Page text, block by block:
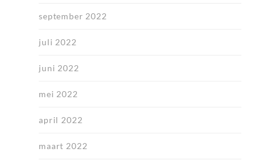
september 2022
juli 2022
juni 2022
mei 2022
april 2022
maart 2022